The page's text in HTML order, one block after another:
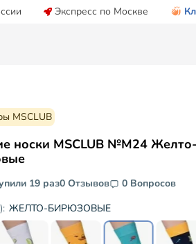
Экспресс по Москве
MSCLUB
носки MSCLUB №М24 Желто-
19 раз0 Отзывов
0 Вопросов
ЖЕЛТО-БИРЮЗОВЫЕ